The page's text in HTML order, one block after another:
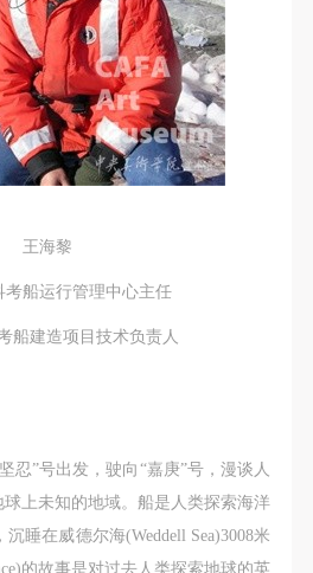
王海黎
考船运行管理中心主任
船建造项目技术负责人
忍”号出发，驶向“嘉庚”号，漫谈人
球上未知的地域。船是人类探索海洋
睡在威德尔海(Weddell Sea)3008米
的故事是对过去人类探索地球的英
式、使用地域范围
摄的带有甲方肖像的作品内
美术馆②中央美术学院校园
教育部策划或执行的一切活
央美术学院图书出版、销售
和国外。
费用由乙方承担。
肖像的作品无需支付甲方任何
式、使用地域范围
摄的带有甲方肖像的作品内
美术馆②中央美术学院校园
教育部策划或执行的一切活
央美术学院图书出版、销售
和国外。
费用由乙方承担。
肖像的作品无需支付甲方任何
式、使用地域范围
摄的带有甲方肖像的作品内
美术馆②中央美术学院校园
教育部策划或执行的一切活
央美术学院图书出版、销售
和国外。
费用由乙方承担。
肖像的作品无需支付甲方任何